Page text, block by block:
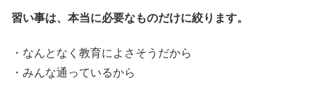
習い事は、本当に必要なものだけに絞ります。
・なんとなく教育によさそうだから
・みんな通っているから